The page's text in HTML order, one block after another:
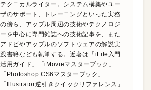
テクニカルライター。システム構築やユー
ザのサポート、トレーニングといった実務
の傍ら、アップル周辺の技術やテクノロジ
ーを中心に専門雑誌への技術記事を、また
アドビやアップルのソフトウェアの解説実
践書籍なども執筆する。近著は「iLife入門
活用ガイド」「iMovieマスターブック」
「Photoshop CS6マスターブック」
「Illustrator逆引きクイックリファレンス」